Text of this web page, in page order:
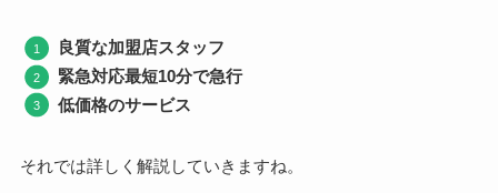
良質な加盟店スタッフ
緊急対応最短10分で急行
低価格のサービス
それでは詳しく解説していきますね。